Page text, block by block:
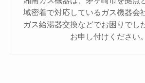
域密着で対応しているガス機器会
ガス給湯器交換などでお困りでし
お申し付けください。